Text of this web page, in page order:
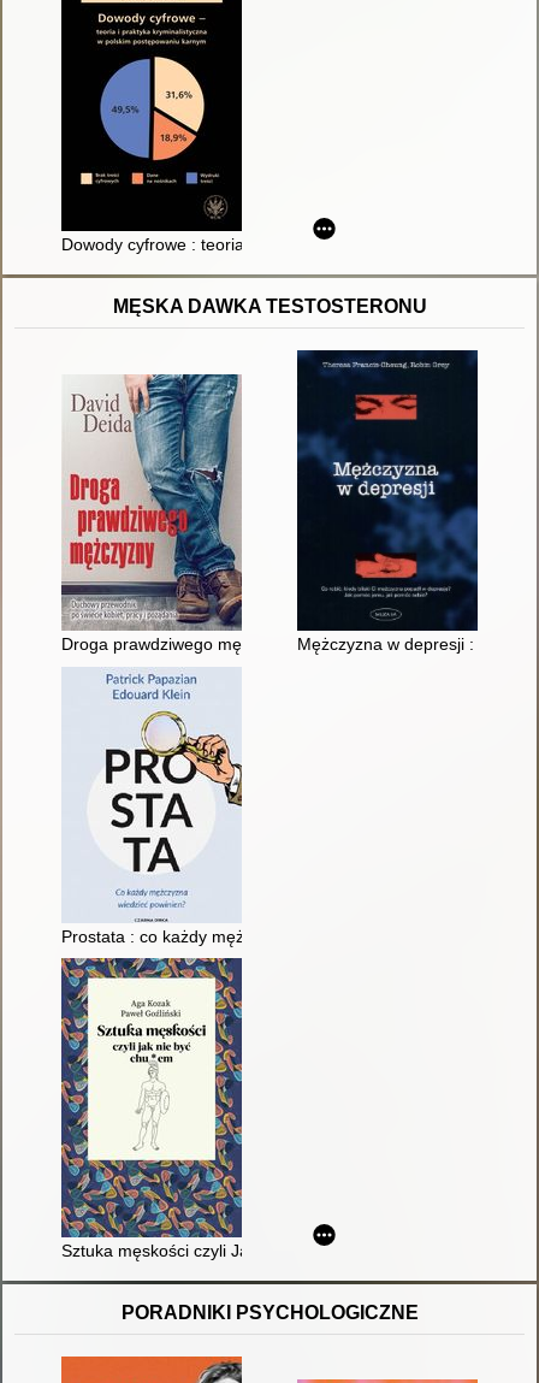
Dowody cyfrowe : teoria i praktyka kryminalistyczna w
MĘSKA DAWKA TESTOSTERONU
Droga prawdziwego mężczyzny : duchowy przewodnik po
Mężczyzna w depresji : co
Prostata : co każdy mężczyzna wiedzieć powinien
Sztuka męskości czyli Jak nie być chu*em
PORADNIKI PSYCHOLOGICZNE